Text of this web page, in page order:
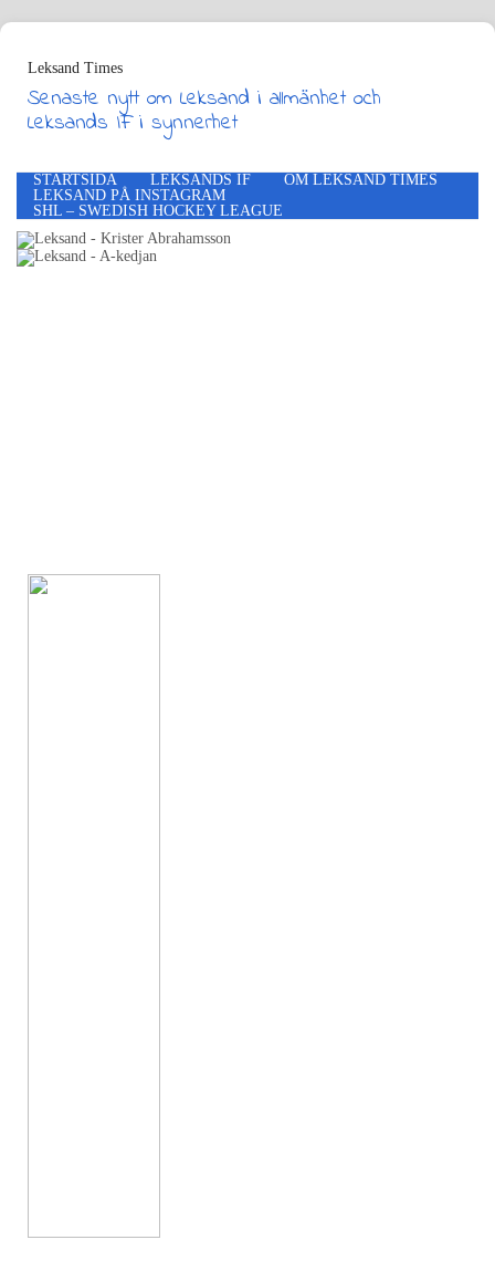
Leksand Times
Senaste nytt om Leksand i allmänhet och
Leksands IF i synnerhet
STARTSIDA LEKSANDS IF
OM LEKSAND TIMES
LEKSAND PÅ INSTAGRAM
SHL – SWEDISH HOCKEY LEAGUE